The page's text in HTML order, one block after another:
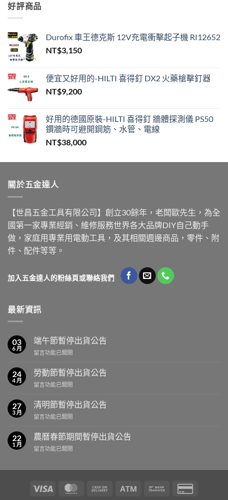
到
NT$650
好評商品
Durofix 車王德克斯 12V充電衝擊起子機 RI12652
NT$3,150
便宜又好用的-HILTI 喜得釘 DX2 火藥槍擊釘器
NT$9,200
好用的德國原裝-HILTI 喜得釘 牆體探測儀 PS50
鑽牆時可避開鋼筋、水管、電線
NT$38,000
關於五金達人
【世昌五金工具有限公司】創立30餘年，老闆歐先生，為全
國第一家專業經銷、維修服務世界各大品牌DIY自己動手
做，家庭用專業用電動工具，及其相關週邊商品，零件、附
件、配件等等。
加入五金達人的粉絲頁或聯絡我們
最新資訊
03
6 月
端午節暫停出貨公告
在
午
節
暫
出
貨
公
中
留言功能已關閉
24
4 月
勞動節暫停出貨公告
在
動
節
暫
出
貨
公
中
留言功能已關閉
27
3 月
清明節暫停出貨公告
在
明
節
暫
公
告〉
留言功能已關閉
22
1 月
農曆春節期間暫停出貨公告
在
期
留言功能已關閉
Visa MasterCardCash
Atm
Bank